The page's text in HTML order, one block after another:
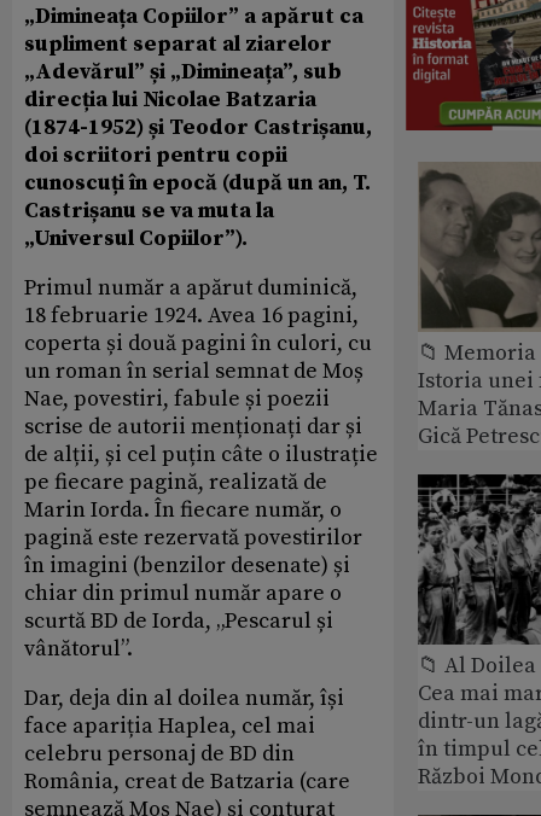
„Dimineața Copiilor” a apărut ca
supliment separat al ziarelor
„Adevărul” și „Dimineața”, sub
direcția lui Nicolae Batzaria
(1874-1952) și Teodor Castrișanu,
doi scriitori pentru copii
cunoscuți în epocă (după un an, T.
Castrișanu se va muta la
„Universul Copiilor”).
Primul număr a apărut duminică,
18 februarie 1924. Avea 16 pagini,
coperta și două pagini în culori, cu
un roman în serial semnat de Moș
Nae, povestiri, fabule și poezii
scrise de autorii menționați dar și
de alții, și cel puțin câte o ilustrație
pe fiecare pagină, realizată de
Marin Iorda. În fiecare număr, o
pagină este rezervată povestirilor
în imagini (benzilor desenate) și
chiar din primul număr apare o
scurtă BD de Iorda, „Pescarul și
vânătorul”.
Dar, deja din al doilea număr, își
face apariția Haplea, cel mai
celebru personaj de BD din
România, creat de Batzaria (care
semnează Moș Nae) și conturat
📁
Istoria
Maria
Gică
📁 Al
Cea mai
dintr-un
în timpul
Război